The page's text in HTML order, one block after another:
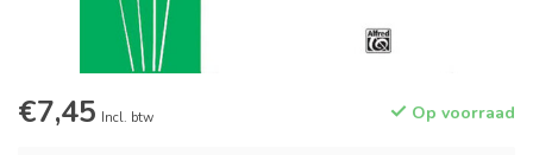
€7,45 Incl. btw Op voorraad